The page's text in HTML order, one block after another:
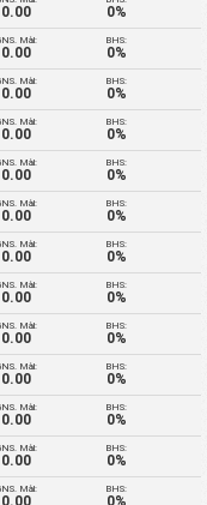
0.00 0%
Mål:
0.00
BHS:
0%
Mål:
0.00
BHS:
0%
Mål:
0.00
BHS:
0%
Mål:
0.00
BHS:
0%
Mål:
0.00
BHS:
0%
Mål:
0.00
BHS:
0%
Mål:
0.00
BHS:
0%
Mål:
0.00
BHS:
0%
Mål:
0.00
BHS:
0%
Mål:
0.00
BHS:
0%
Mål:
0.00
BHS:
0%
Mål:
0.00
BHS:
0%